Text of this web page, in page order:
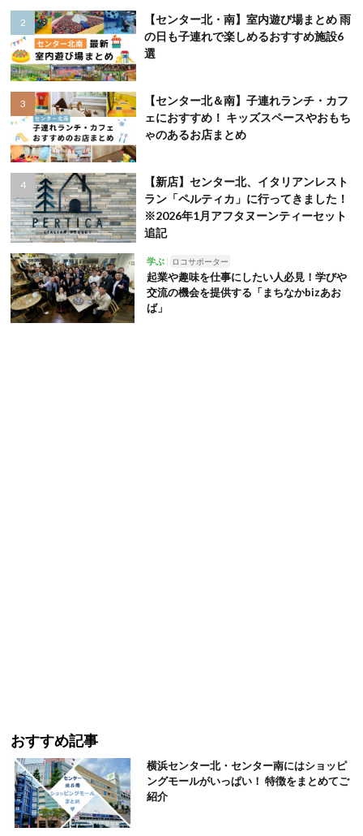
【センター北・南】室内遊び場まとめ 雨
の日も子連れで楽しめるおすすめ施設6
選
【センター北＆南】子連れランチ・カフ
ェにおすすめ！ キッズスペースやおもち
ゃのあるお店まとめ
【新店】センター北、イタリアンレスト
ラン「ペルティカ」に行ってきました！
※2026年1月アフタヌーンティーセット
追記
学ぶ ロコサポーター
起業や趣味を仕事にしたい人必見！学びや
交流の機会を提供する「まちなかbizあお
ば」
おすすめ記事
横浜センター北・センター南にはショッピ
ングモールがいっぱい！ 特徴をまとめてご
紹介